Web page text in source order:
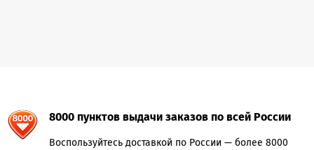
8000 пунктов выдачи заказов по всей России
Воспользуйтесь доставкой по России — более 8000